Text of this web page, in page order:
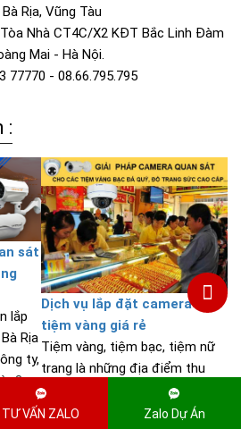
Bà Rịa, Vũng Tàu
Nhà CT4C/X2 KĐT Bắc Linh Đàm
Mai - Hà Nội.
77770 - 08.66.795.795
:
sát
lắp
Rịa
ty,
trọn
Dịch vụ lắp đặt camera cho
tiệm vàng giá rẻ
Tiệm vàng, tiệm bạc, tiệm nữ
trang là những địa điểm thu
hút rất lớn những kẻ trộm,
cướp giật hoạt động. Sự an
TƯ VẤN ZALO Zalo Dự Án